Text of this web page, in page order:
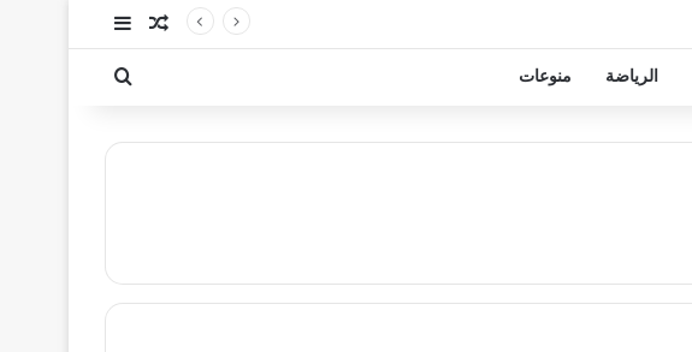
مقال عشوائي
إضافة عمود
الرياضة منوعات بحث عن